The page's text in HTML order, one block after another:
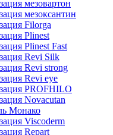
мезовартон
мезоксантин
Filorga
Plinest
Plinest Fast
Revi Silk
Revi strong
Revi eye
PROFHILO
Novacutan
Монако
Viscoderm
Repart